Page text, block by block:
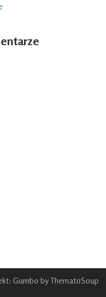
Gumbo by ThematoSoup